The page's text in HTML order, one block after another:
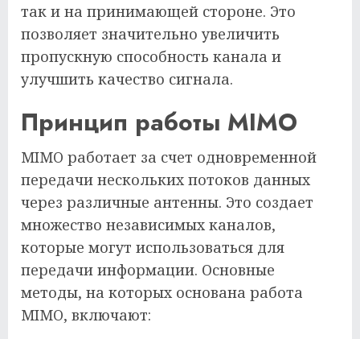
так и на принимающей стороне. Это
позволяет значительно увеличить
пропускную способность канала и
улучшить качество сигнала.
Принцип работы MIMO
MIMO работает за счет одновременной
передачи нескольких потоков данных
через различные антенны. Это создает
множество независимых каналов,
которые могут использоваться для
передачи информации. Основные
методы, на которых основана работа
MIMO, включают: